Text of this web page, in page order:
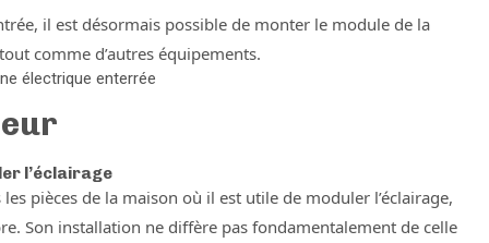
il est désormais possible de monter le module de la
comme d’autres équipements.
électrique enterrée
l’éclairage
pièces de la maison où il est utile de moduler l’éclairage,
Son installation ne diffère pas fondamentalement de celle